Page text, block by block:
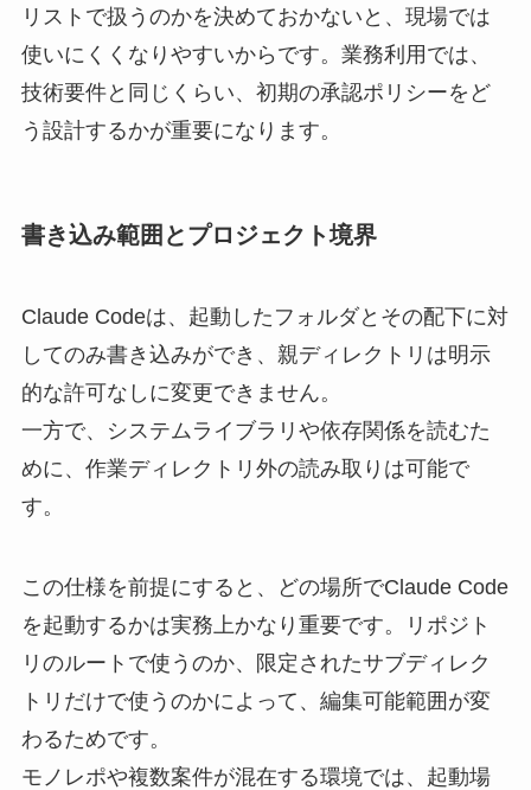
リストで扱うのかを決めておかないと、現場では
使いにくくなりやすいからです。業務利用では、
技術要件と同じくらい、初期の承認ポリシーをど
う設計するかが重要になります。
書き込み範囲とプロジェクト境界
Claude Codeは、起動したフォルダとその配下に対
してのみ書き込みができ、親ディレクトリは明示
的な許可なしに変更できません。
一方で、システムライブラリや依存関係を読むた
めに、作業ディレクトリ外の読み取りは可能で
す。
この仕様を前提にすると、どの場所でClaude Code
を起動するかは実務上かなり重要です。リポジト
リのルートで使うのか、限定されたサブディレク
トリだけで使うのかによって、編集可能範囲が変
わるためです。
モノレポや複数案件が混在する環境では、起動場